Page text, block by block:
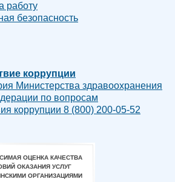
работу
безопасность
коррупции
Министерства здравоохранения
по вопросам
коррупции 8 (800) 200-05-52